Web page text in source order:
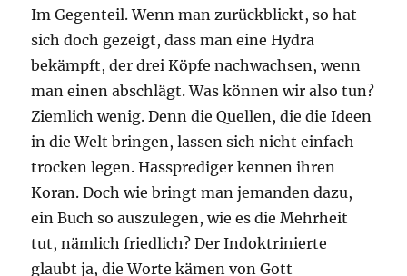
Im Gegenteil. Wenn man zurückblickt, so hat
sich doch gezeigt, dass man eine Hydra
bekämpft, der drei Köpfe nachwachsen, wenn
man einen abschlägt. Was können wir also tun?
Ziemlich wenig. Denn die Quellen, die die Ideen
in die Welt bringen, lassen sich nicht einfach
trocken legen. Hassprediger kennen ihren
Koran. Doch wie bringt man jemanden dazu,
ein Buch so auszulegen, wie es die Mehrheit
tut, nämlich friedlich? Der Indoktrinierte
glaubt ja, die Worte kämen von Gott